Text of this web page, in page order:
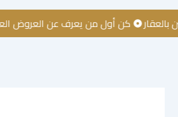
كن أول من يعرف عن العروض العقارية